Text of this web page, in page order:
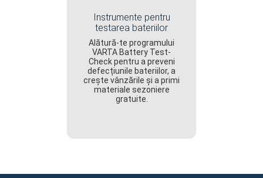
Instrumente pentru
testarea bateriilor
Alătură-te programului
VARTA Battery Test-
Check pentru a preveni
defecțiunile bateriilor, a
crește vânzările și a primi
materiale sezoniere
gratuite.